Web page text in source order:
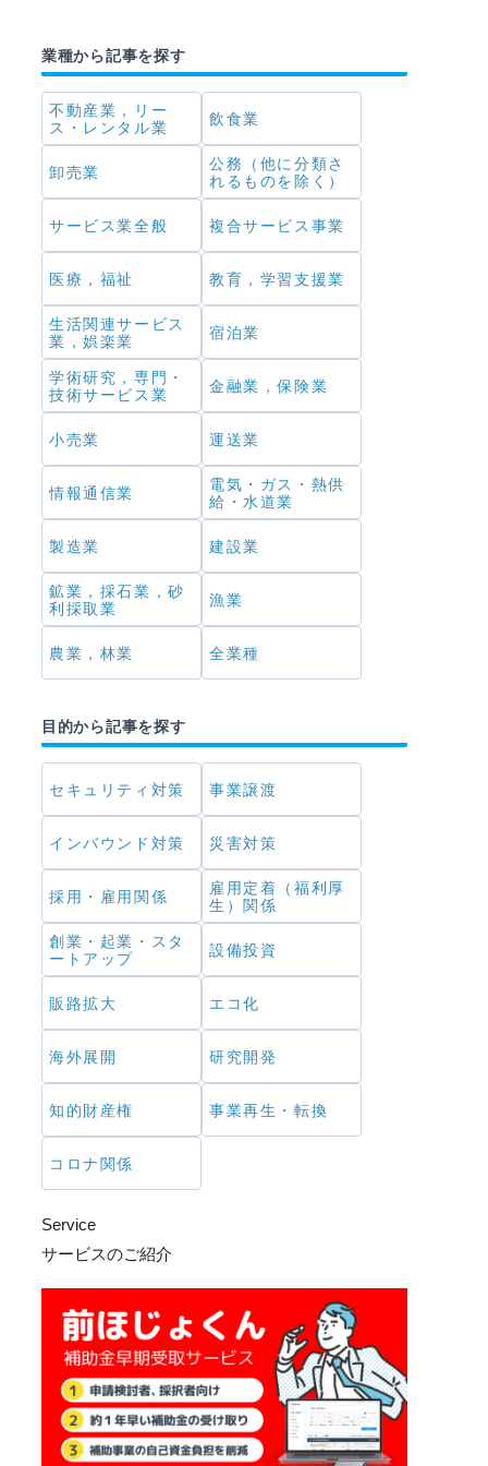
業種から記事を探す
不動産業，リー
ス・レンタル業
飲食業
卸売業
公務（他に分類さ
れるものを除く）
サービス業全般 複合サービス事業
医療，福祉 教育，学習支援業
生活関連サービス
業，娯楽業
宿泊業
学術研究，専門・
技術サービス業
金融業，保険業
小売業 運送業
情報通信業
電気・ガス・熱供
給・水道業
製造業 建設業
鉱業，採石業，砂
利採取業
漁業
農業，林業 全業種
目的から記事を探す
セキュリティ対策 事業譲渡
インバウンド対策 災害対策
採用・雇用関係
雇用定着（福利厚
生）関係
創業・起業・スタ
ートアップ
設備投資
販路拡大 エコ化
海外展開 研究開発
知的財産権 事業再生・転換
コロナ関係
Service
サービスのご紹介